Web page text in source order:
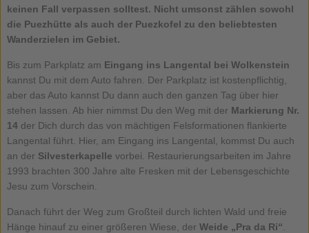
keinen Fall verpassen solltest. Nicht umsonst zählen sowohl
die Puezhütte als auch der Puezkofel zu den beliebtesten
Wanderzielen im Gebiet.
Bis zum Parkplatz am Eingang ins Langental bei Wolkenstein
kannst Du mit dem Auto fahren. Der Parkplatz ist kostenpflichtig,
aber das Auto kannst Du dann auch den ganzen Tag über hier
stehen lassen. Ab hier nimmst Du den Weg mit der Markierung Nr.
14der Dich durch das von mächtigen Felsformationen flankierte
Langental führt. Hier, am Eingang ins Langental, kommst Du auch
an der Silvesterkapelle vorbei. Restaurierungsarbeiten im Jahre
1993 brachten 300 Jahre alte Fresken mit der Lebensgeschichte
Jesu zum Vorschein.
Danach führt der Weg zum Großteil durch lichten Wald und freie
Hänge hinauf zu einer größeren Wiese, der Weide „Pra da Ri“